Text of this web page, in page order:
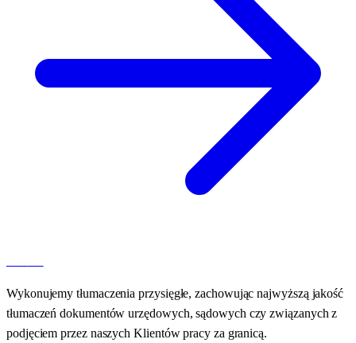
Wykonujemy tłumaczenia przysięgłe, zachowując najwyższą jakość
tłumaczeń dokumentów urzędowych, sądowych czy związanych z
podjęciem przez naszych Klientów pracy za granicą.